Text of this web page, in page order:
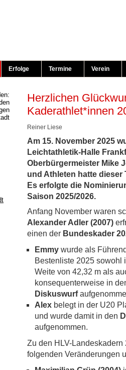
Erfolge Termine Verein
Herzlichen
Kaderathlet*innen
Reiner Liese
Am 15. November 2025
Leichtathletik-Halle
Oberbürgermeister Mike
und Athleten hatte dieser
Es erfolgte die
Saison 2025/2026.
Anfang November waren
Alexander Adler (2007)
einen der Bundeskader
Emmywurde als
Bestenliste 2025 sowohl
Weite von 42,32 m als
konsequenterweise in
Diskuswurf
Alexbelegt in der U20
und wurde damit in den
aufgenommen.
Zu den HLV-Landeskadern
folgenden Veränderungen